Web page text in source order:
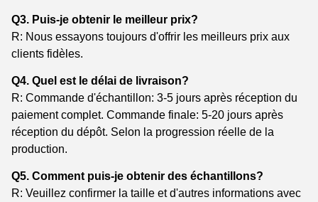
Q3. Puis-je obtenir le meilleur prix?
R: Nous essayons toujours d'offrir les meilleurs prix aux
clients fidèles.
Q4. Quel est le délai de livraison?
R: Commande d'échantillon: 3-5 jours après réception du
paiement complet. Commande finale: 5-20 jours après
réception du dépôt. Selon la progression réelle de la
production.
Q5. Comment puis-je obtenir des échantillons?
R: Veuillez confirmer la taille et d'autres informations avec